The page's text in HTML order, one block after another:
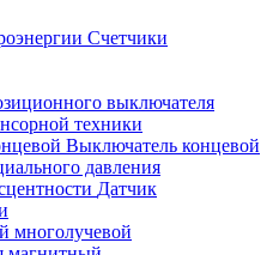
Счетчики
выключателя
техники
Выключатель концевой
давления
Датчик
многолучевой